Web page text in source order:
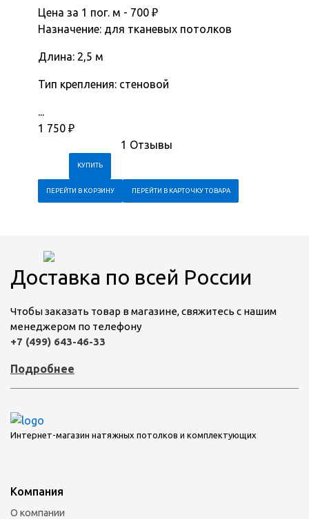
Цена за 1 пог. м - 700 ₽
Назначение: для тканевых потолков
Длина: 2,5 м
Тип крепления: стеновой
...
1 750 ₽
1 Отзывы
ПЕРЕЙТИ В КОРЗИНУ ПЕРЕЙТИ В КАРТОЧКУ ТОВАРА
Доставка по всей России
Чтобы заказать товар в магазине, свяжитесь с нашим
менеджером по телефону
+7 (499) 643-46-33
Подробнее
Интернет-магазин натяжных потолков и комплектующих
Компания
О компании